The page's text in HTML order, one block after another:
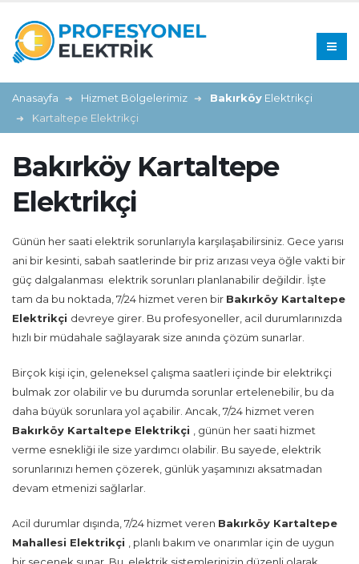
Anasayfa Hizmet Bölgelerimiz Bakırköy Elektrikçi
Kartaltepe Elektrikçi
Bakırköy Kartaltepe
Elektrikçi
Günün her saati elektrik sorunlarıyla karşılaşabilirsiniz. Gece yarısı
ani bir kesinti, sabah saatlerinde bir priz arızası veya öğle vakti bir
güç dalgalanması elektrik sorunları planlanabilir değildir. İşte
tam da bu noktada, 7/24 hizmet veren bir Bakırköy Kartaltepe
Elektrikçi devreye girer. Bu profesyoneller, acil durumlarınızda
hızlı bir müdahale sağlayarak size anında çözüm sunarlar.
Birçok kişi için, geleneksel çalışma saatleri içinde bir elektrikçi
bulmak zor olabilir ve bu durumda sorunlar ertelenebilir, bu da
daha büyük sorunlara yol açabilir. Ancak, 7/24 hizmet veren
Bakırköy Kartaltepe Elektrikçi
, günün her saati hizmet
verme esnekliği ile size yardımcı olabilir. Bu sayede, elektrik
sorunlarınızı hemen çözerek, günlük yaşamınızı aksatmadan
devam etmenizi sağlarlar.
Acil durumlar dışında, 7/24 hizmet veren Bakırköy Kartaltepe
Mahallesi Elektrikçi
, planlı bakım ve onarımlar için de uygun